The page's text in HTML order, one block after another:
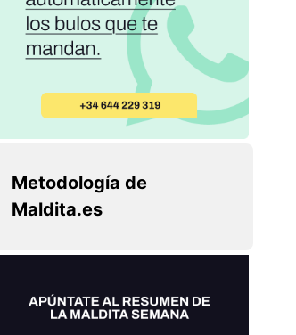
Metodología de
Maldita.es